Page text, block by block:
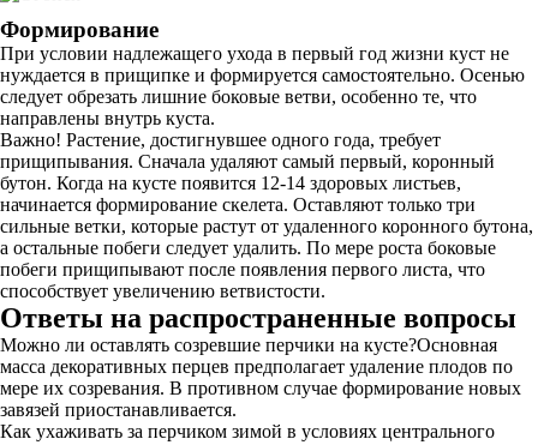
Формирование
При условии надлежащего ухода в первый год жизни куст не
нуждается в прищипке и формируется самостоятельно. Осенью
следует обрезать лишние боковые ветви, особенно те, что
направлены внутрь куста.
Важно! Растение, достигнувшее одного года, требует
прищипывания. Сначала удаляют самый первый, коронный
бутон. Когда на кусте появится 12-14 здоровых листьев,
начинается формирование скелета. Оставляют только три
сильные ветки, которые растут от удаленного коронного бутона,
а остальные побеги следует удалить. По мере роста боковые
побеги прищипывают после появления первого листа, что
способствует увеличению ветвистости.
Ответы на распространенные вопросы
Можно ли оставлять созревшие перчики на кусте?Основная
масса декоративных перцев предполагает удаление плодов по
мере их созревания. В противном случае формирование новых
завязей приостанавливается.
Как ухаживать за перчиком зимой в условиях центрального